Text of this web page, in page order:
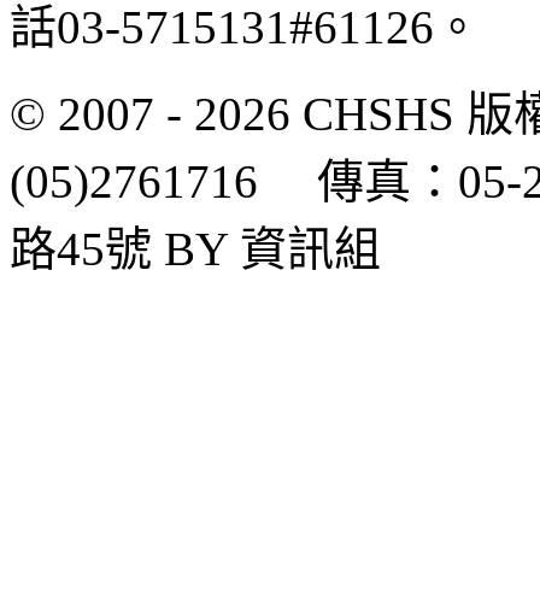
話03-5715131#61126。
© 2007 - 2026 CHSHS
(05)2761716 傳真：05-
路45號 BY 資訊組